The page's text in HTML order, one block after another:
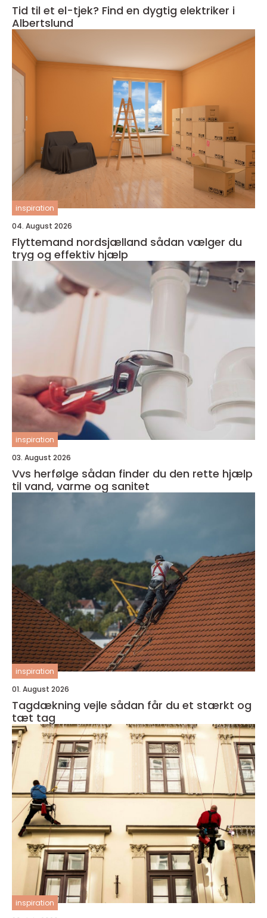
Tid til et el-tjek? Find en dygtig elektriker i
Albertslund
inspiration
04. August 2026
Flyttemand nordsjælland sådan vælger du
tryg og effektiv hjælp
inspiration
03. August 2026
Vvs herfølge sådan finder du den rette hjælp
til vand, varme og sanitet
inspiration
01. August 2026
Tagdækning vejle sådan får du et stærkt og
tæt tag
inspiration